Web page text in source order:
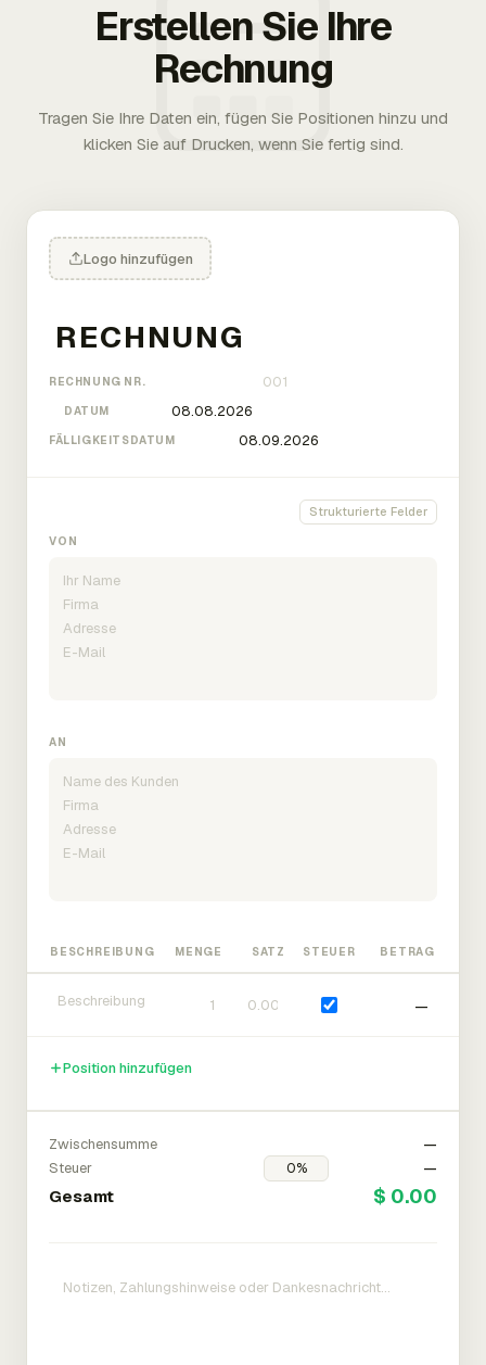
Erstellen Sie Ihre
Rechnung
Tragen Sie Ihre Daten ein, fügen Sie Positionen hinzu und
klicken Sie auf Drucken, wenn Sie fertig sind.
Logo hinzufügen
RECHNUNG NR.
DATUM
FÄLLIGKEITSDATUM
Strukturierte Felder
VON
AN
BESCHREIBUNG MENGE SATZ STEUER BETRAG
—
Position hinzufügen
Zwischensumme
—
Steuer
—
Gesamt $ 0.00